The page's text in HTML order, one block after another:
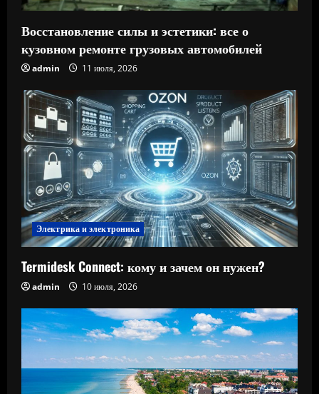
Восстановление силы и эстетики: все о
кузовном ремонте грузовых автомобилей
admin 11 июля, 2026
Электрика и электроника
Termidesk Connect: кому и зачем он нужен?
admin 10 июля, 2026